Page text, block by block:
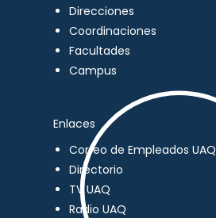
Direcciones
Coordinaciones
Facultades
Campus
Enlaces
Correo de Empleados UAQ
Directorio
TV UAQ
Radio UAQ